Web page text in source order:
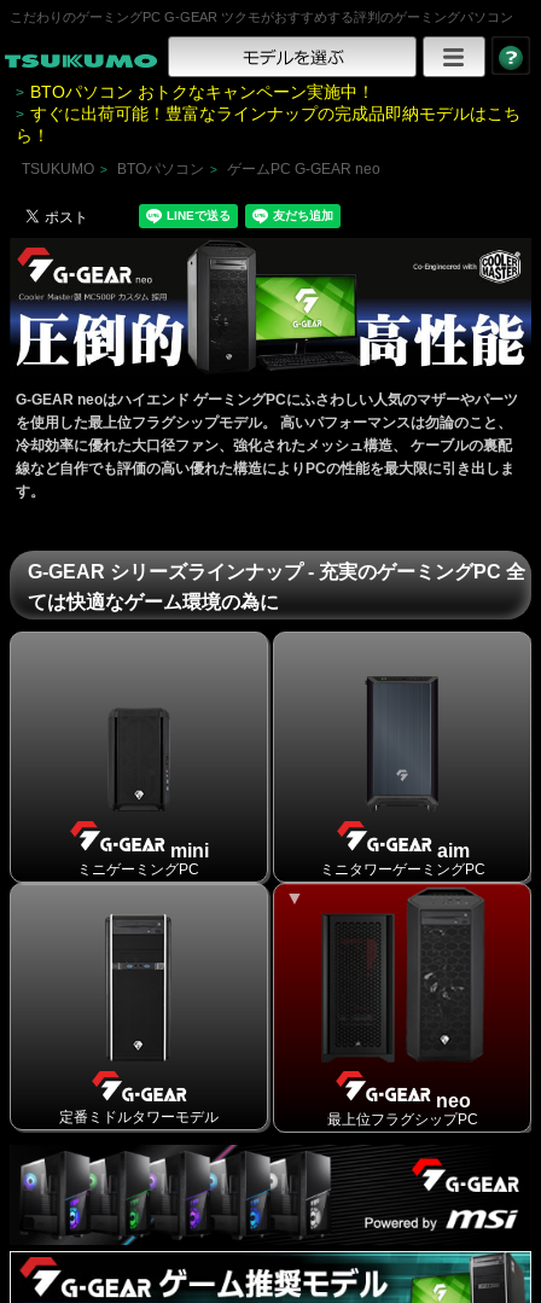
こだわりのゲーミングPC G-GEAR ツクモがおすすめする評判のゲーミングパソコン
> BTOパソコン おトクなキャンペーン実施中！
> すぐに出荷可能！豊富なラインナップの完成品即納モデルはこち
ら！
TSUKUMO > BTOパソコン > ゲームPC G-GEAR neo
G-GEAR neoはハイエンド ゲーミングPCにふさわしい人気のマザーやパーツ
を使用した最上位フラグシップモデル。 高いパフォーマンスは勿論のこと、
冷却効率に優れた大口径ファン、強化されたメッシュ構造、 ケーブルの裏配
線など自作でも評価の高い優れた構造によりPCの性能を最大限に引き出しま
す。
G-GEAR シリーズラインナップ - 充実のゲーミングPC 全
ては快適なゲーム環境の為に
mini
ミニゲーミングPC
aim
ミニタワーゲーミングPC
定番ミドルタワーモデル
neo
最上位フラグシップPC